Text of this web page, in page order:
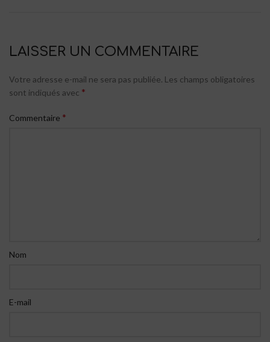
LAISSER UN COMMENTAIRE
Votre adresse e-mail ne sera pas publiée. Les champs obligatoires
sont indiqués avec *
Commentaire *
Nom
E-mail